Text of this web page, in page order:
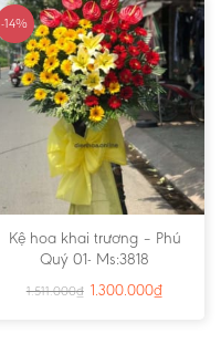
-14%
Kệ hoa khai trương – Phú
Quý 01- Ms:3818
1.511.000₫ 1.300.000₫